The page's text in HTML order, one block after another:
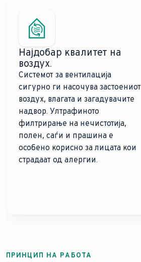
Најдобар квалитет на
воздух.
Системот за вентилација
сигурно ги насочува застоениот
воздух, влагата и загадувачите
надвор. Ултрафиното
филтрирање на нечистотија,
полен, саѓи и прашина е
особено корисно за лицата кои
страдаат од алергии.
ПРИНЦИП НА РАБОТА